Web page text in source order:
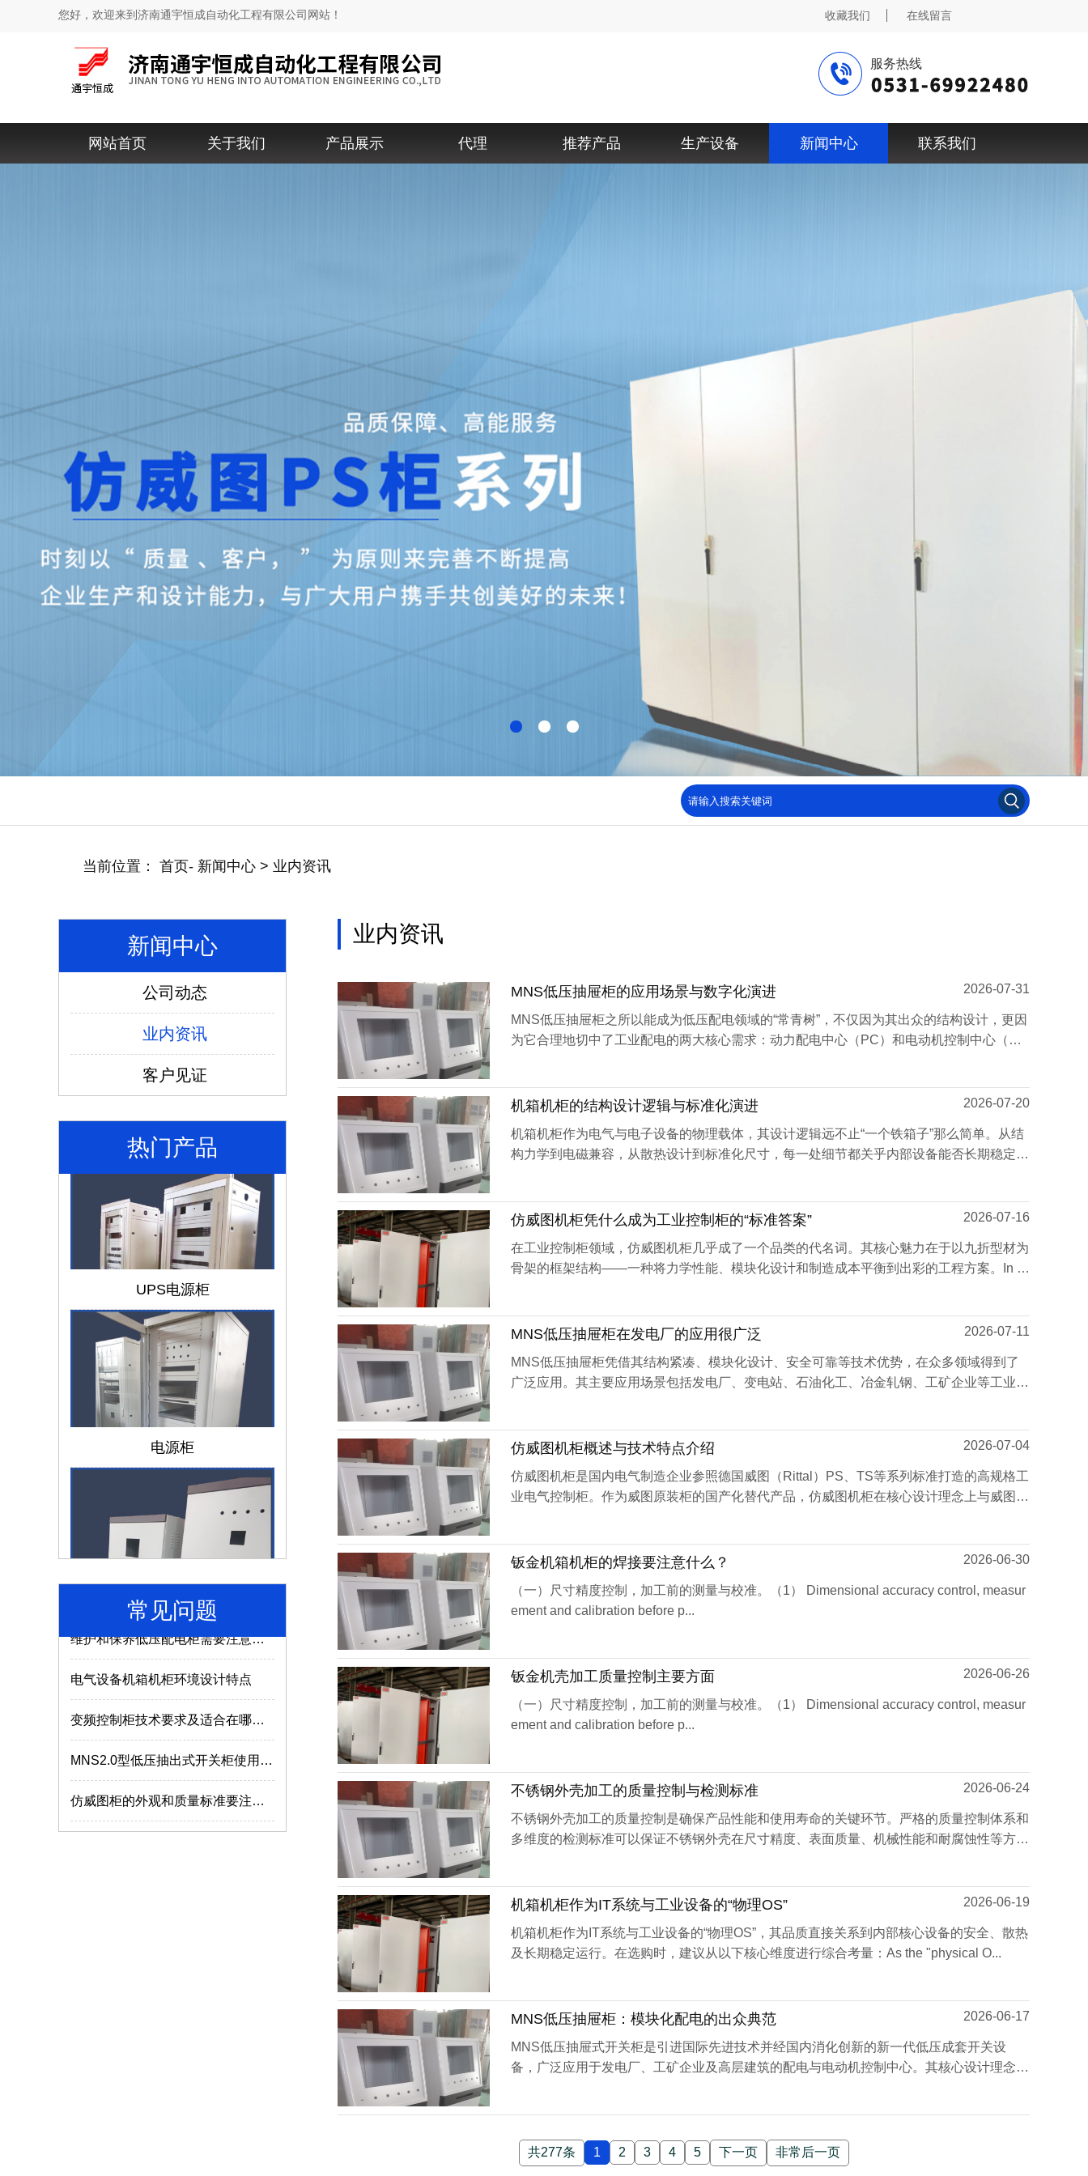
您好，欢迎来到济南通宇恒成自动化工程有限公司网站！ 收藏我们 在线留言
服务热线
网站首页 关于我们 产品展示 代理 推荐产品 生产设备 新闻中心 联系我们
当前位置： 首页- 新闻中心 > 业内资讯
新闻中心
公司动态
业内资讯
客户见证
热门产品
仿威图PS柜系列
UPS电源柜
电源柜
济南机箱机柜
MNS低压抽屉柜
常见问题
电气成套设备使用的常识介绍
户外机箱机柜的可靠性和耐久性与什么因素有关？
电气设备机箱机柜环境设计特点
变频控制柜技术要求及适合在哪些场所使用？
MNS2.0型低压抽出式开关柜使用特点
仿威图柜的外观和质量标准要注意哪些？
如何解决服务器机柜的局部高热问题？
业内资讯
MNS低压抽屉柜的应用场景与数字化演进 2026-07-31
MNS低压抽屉柜之所以能成为低压配电领域的“常青树”，不仅因为其出众的结构设计，更因
为它合理地切中了工业配电的两大核心需求：动力配电中心（PC）和电动机控制中心（MC
机箱机柜的结构设计逻辑与标准化演进 2026-07-20
机箱机柜作为电气与电子设备的物理载体，其设计逻辑远不止“一个铁箱子”那么简单。从结
构力学到电磁兼容，从散热设计到标准化尺寸，每一处细节都关乎内部设备能否长期稳定运
仿威图机柜凭什么成为工业控制柜的“标准答案” 2026-07-16
在工业控制柜领域，仿威图机柜几乎成了一个品类的代名词。其核心魅力在于以九折型材为
骨架的框架结构——一种将力学性能、模块化设计和制造成本平衡到出彩的工程方案。In th
MNS低压抽屉柜在发电厂的应用很广泛 2026-07-11
MNS低压抽屉柜凭借其结构紧凑、模块化设计、安全可靠等技术优势，在众多领域得到了
广泛应用。其主要应用场景包括发电厂、变电站、石油化工、冶金轧钢、工矿企业等工业场
仿威图机柜概述与技术特点介绍 2026-07-04
仿威图机柜是国内电气制造企业参照德国威图（Rittal）PS、TS等系列标准打造的高规格工
业电气控制柜。作为威图原装柜的国产化替代产品，仿威图机柜在核心设计理念上与威图柜
钣金机箱机柜的焊接要注意什么？ 2026-06-30
（一）尺寸精度控制，加工前的测量与校准。（1） Dimensional accuracy control, measur
ement and calibration before p...
钣金机壳加工质量控制主要方面 2026-06-26
（一）尺寸精度控制，加工前的测量与校准。（1） Dimensional accuracy control, measur
ement and calibration before p...
不锈钢外壳加工的质量控制与检测标准 2026-06-24
不锈钢外壳加工的质量控制是确保产品性能和使用寿命的关键环节。严格的质量控制体系和
多维度的检测标准可以保证不锈钢外壳在尺寸精度、表面质量、机械性能和耐腐蚀性等方面
机箱机柜作为IT系统与工业设备的“物理OS” 2026-06-19
机箱机柜作为IT系统与工业设备的“物理OS”，其品质直接关系到内部核心设备的安全、散热
及长期稳定运行。在选购时，建议从以下核心维度进行综合考量：As the "physical O...
MNS低压抽屉柜：模块化配电的出众典范 2026-06-17
MNS低压抽屉式开关柜是引进国际先进技术并经国内消化创新的新一代低压成套开关设
备，广泛应用于发电厂、工矿企业及高层建筑的配电与电动机控制中心。其核心设计理念在
共277条 1 2 3 4 5 下一页 非常后一页